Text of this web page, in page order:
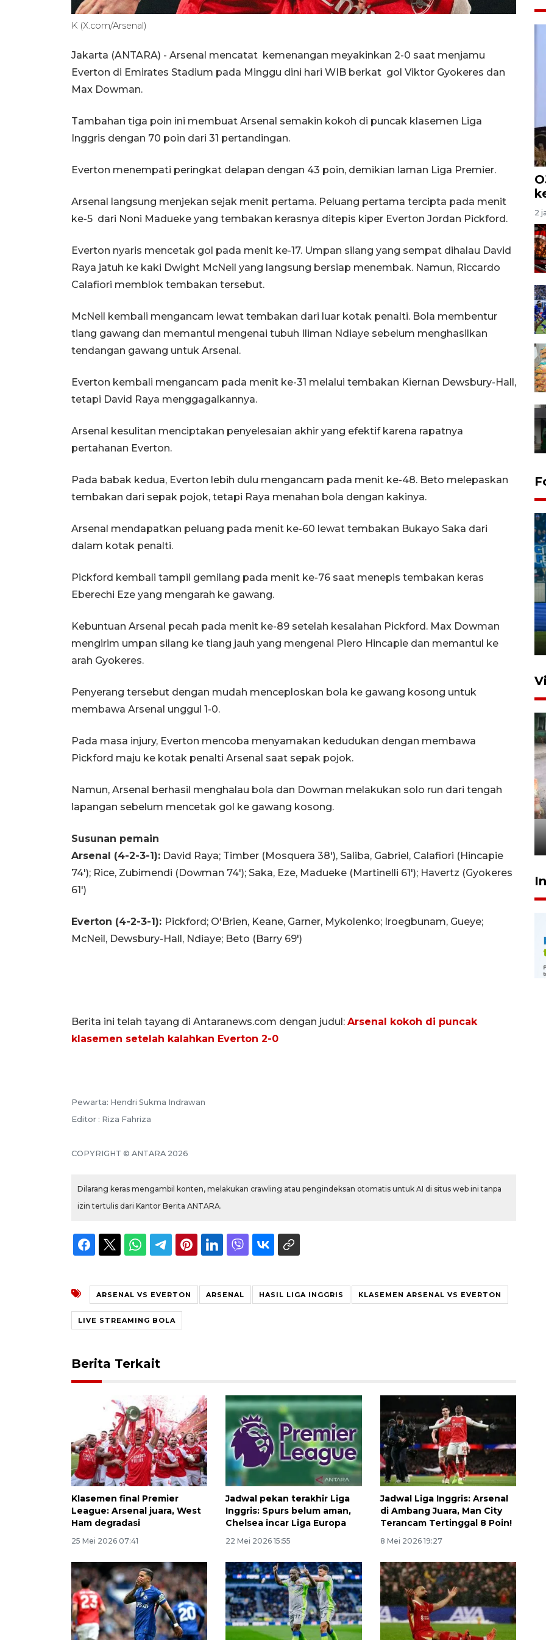
K (X.com/Arsenal)
Jakarta (ANTARA) - Arsenal mencatat kemenangan meyakinkan 2-0 saat menjamu
Everton di Emirates Stadium pada Minggu dini hari WIB berkat gol Viktor Gyokeres dan
Max Dowman.
Tambahan tiga poin ini membuat Arsenal semakin kokoh di puncak klasemen Liga
Inggris dengan 70 poin dari 31 pertandingan.
Everton menempati peringkat delapan dengan 43 poin, demikian laman Liga Premier.
Arsenal langsung menjekan sejak menit pertama. Peluang pertama tercipta pada menit
ke-5 dari Noni Madueke yang tembakan kerasnya ditepis kiper Everton Jordan Pickford.
Everton nyaris mencetak gol pada menit ke-17. Umpan silang yang sempat dihalau David
Raya jatuh ke kaki Dwight McNeil yang langsung bersiap menembak. Namun, Riccardo
Calafiori memblok tembakan tersebut.
McNeil kembali mengancam lewat tembakan dari luar kotak penalti. Bola membentur
tiang gawang dan memantul mengenai tubuh Iliman Ndiaye sebelum menghasilkan
tendangan gawang untuk Arsenal.
Everton kembali mengancam pada menit ke-31 melalui tembakan Kiernan Dewsbury-Hall,
tetapi David Raya menggagalkannya.
Arsenal kesulitan menciptakan penyelesaian akhir yang efektif karena rapatnya
pertahanan Everton.
Pada babak kedua, Everton lebih dulu mengancam pada menit ke-48. Beto melepaskan
tembakan dari sepak pojok, tetapi Raya menahan bola dengan kakinya.
Arsenal mendapatkan peluang pada menit ke-60 lewat tembakan Bukayo Saka dari
dalam kotak penalti.
Pickford kembali tampil gemilang pada menit ke-76 saat menepis tembakan keras
Eberechi Eze yang mengarah ke gawang.
Kebuntuan Arsenal pecah pada menit ke-89 setelah kesalahan Pickford. Max Dowman
mengirim umpan silang ke tiang jauh yang mengenai Piero Hincapie dan memantul ke
arah Gyokeres.
Penyerang tersebut dengan mudah menceploskan bola ke gawang kosong untuk
membawa Arsenal unggul 1-0.
Pada masa injury, Everton mencoba menyamakan kedudukan dengan membawa
Pickford maju ke kotak penalti Arsenal saat sepak pojok.
Namun, Arsenal berhasil menghalau bola dan Dowman melakukan solo run dari tengah
lapangan sebelum mencetak gol ke gawang kosong.
Susunan pemain
Arsenal (4-2-3-1): David Raya; Timber (Mosquera 38'), Saliba, Gabriel, Calafiori (Hincapie
74'); Rice, Zubimendi (Dowman 74'); Saka, Eze, Madueke (Martinelli 61'); Havertz (Gyokeres
61')
Everton (4-2-3-1): Pickford; O'Brien, Keane, Garner, Mykolenko; Iroegbunam, Gueye;
McNeil, Dewsbury-Hall, Ndiaye; Beto (Barry 69')
Berita ini telah tayang di Antaranews.com dengan judul: Arsenal kokoh di puncak
klasemen setelah kalahkan Everton 2-0
Pewarta: Hendri Sukma Indrawan
Editor : Riza Fahriza
COPYRIGHT © ANTARA 2026
Dilarang keras mengambil konten, melakukan crawling atau pengindeksan otomatis untuk AI di situs web ini tanpa
izin tertulis dari Kantor Berita ANTARA.
ARSENAL VS EVERTON ARSENAL HASIL LIGA INGGRIS KLASEMEN ARSENAL VS EVERTON
LIVE STREAMING BOLA
Berita Terkait
Klasemen final Premier
League: Arsenal juara, West
Ham degradasi
25 Mei 2026 07:41
Jadwal pekan terakhir Liga
Inggris: Spurs belum aman,
Chelsea incar Liga Europa
22 Mei 2026 15:55
Jadwal Liga Inggris: Arsenal
di Ambang Juara, Man City
Terancam Tertinggal 8 Poin!
8 Mei 2026 19:27
2
Balikpapan
31 Juli 2026 18:01
Pigai: Penangkapan begal
tetap kewenangan aparat
2026-08-05 18:00:00